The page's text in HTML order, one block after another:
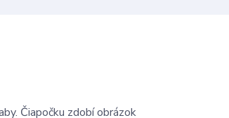
Čiapočku zdobí obrázok